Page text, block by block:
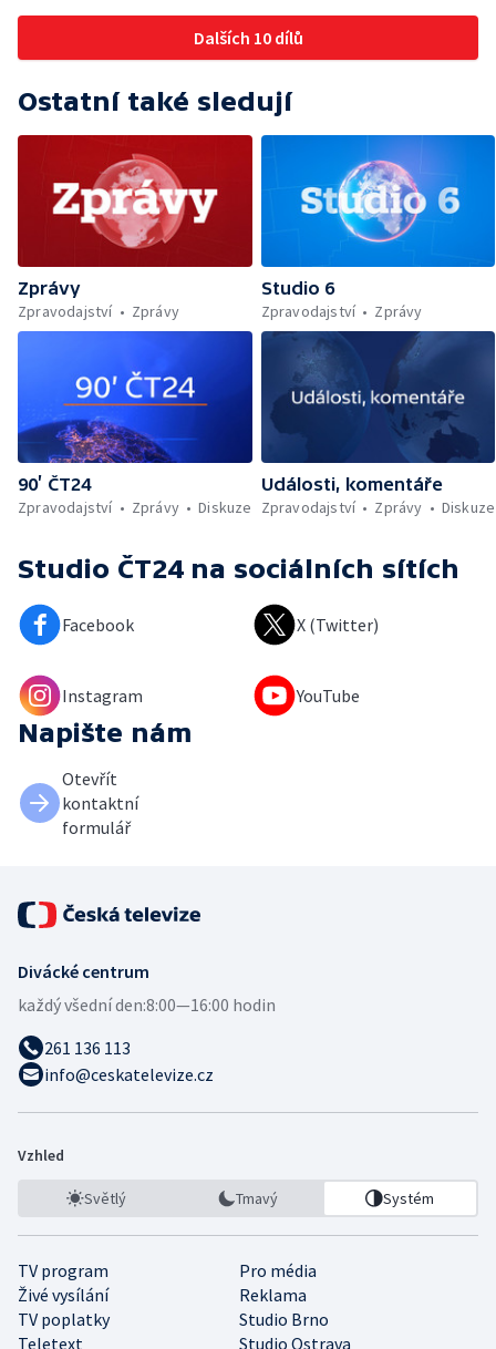
Dalších 10 dílů
Ostatní také sledují
Zprávy
Zpravodajství
Zprávy
Studio 6
Zpravodajství
Zprávy
90’ ČT24
Zpravodajství
Zprávy Diskuze
Události, komentáře
Zpravodajství
Zprávy Diskuze
Studio ČT24 na sociálních sítích
Facebook X (Twitter)
Instagram YouTube
Napište nám
Otevřít
kontaktní
formulář
Divácké centrum
každý všední den:8:00—16:00 hodin
261 136 113
info@ceskatelevize.cz
Vzhled
Světlý Tmavý Systém
TV program
Pro média
Živé vysílání
Reklama
TV poplatky
Studio Brno
Teletext
Studio Ostrava